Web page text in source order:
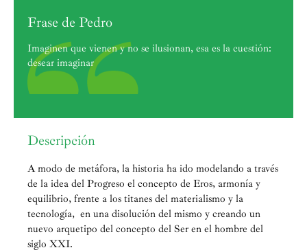
Frase de Pedro
Imaginen que vienen y no se ilusionan, esa es la cuestión:
desear imaginar
Descripción
A modo de metáfora, la historia ha ido modelando a través
de la idea del Progreso el concepto de Eros, armonía y
equilibrio, frente a los titanes del materialismo y la
tecnología, en una disolución del mismo y creando un
nuevo arquetipo del concepto del Ser en el hombre del
siglo XXI.